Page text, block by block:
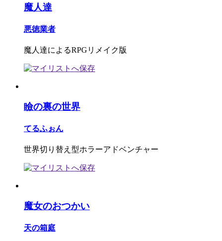
魔人達
悪徳業者
魔人達によるRPGリメイク版
瞼の裏の世界
てるふぉん
世界切り替え型ホラーアドベンチャー
魔女のおつかい
天の箱庭